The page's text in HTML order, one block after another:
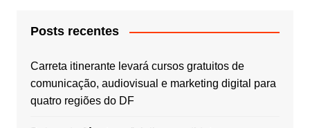
Posts recentes
Carreta itinerante levará cursos gratuitos de
comunicação, audiovisual e marketing digital para
quatro regiões do DF